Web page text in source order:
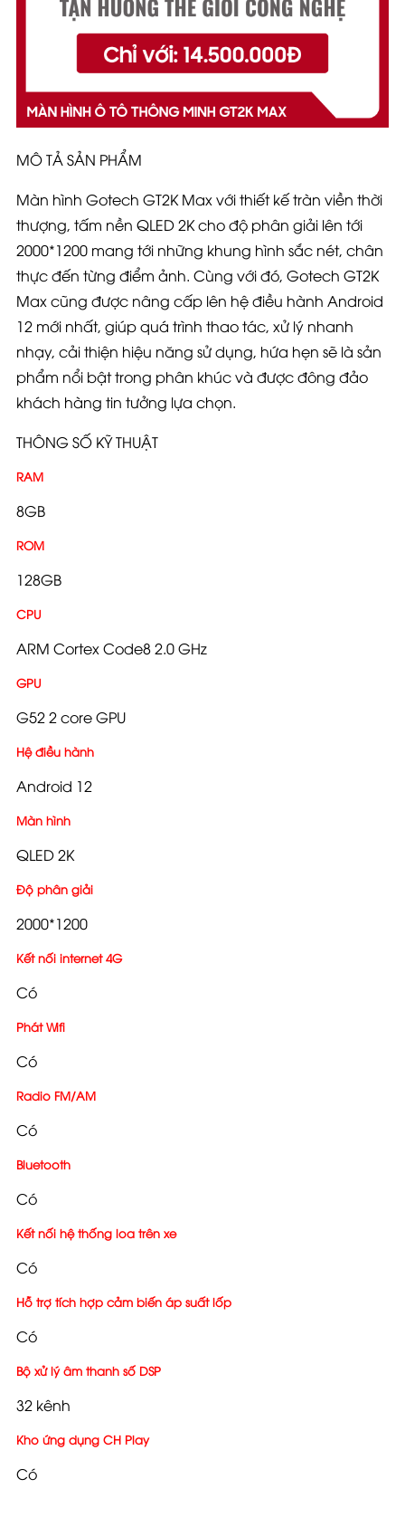
MÔ TẢ SẢN PHẨM
Màn hình Gotech GT2K Max với thiết kế tràn viền thời
thượng, tấm nền QLED 2K cho độ phân giải lên tới
2000*1200 mang tới những khung hình sắc nét, chân
thực đến từng điểm ảnh. Cùng với đó, Gotech GT2K
Max cũng được nâng cấp lên hệ điều hành Android
12 mới nhất, giúp quá trình thao tác, xử lý nhanh
nhạy, cải thiện hiệu năng sử dụng, hứa hẹn sẽ là sản
phẩm nổi bật trong phân khúc và được đông đảo
khách hàng tin tưởng lựa chọn.
THÔNG SỐ KỸ THUẬT
RAM
8GB
ROM
128GB
CPU
ARM Cortex Code8 2.0 GHz
GPU
G52 2 core GPU
Hệ điều hành
Android 12
Màn hình
QLED 2K
Độ phân giải
2000*1200
Kết nối internet 4G
Có
Phát Wifi
Có
Radio FM/AM
Có
Bluetooth
Có
Kết nối hệ thống loa trên xe
Có
Hỗ trợ tích hợp cảm biến áp suất lốp
Có
Bộ xử lý âm thanh số DSP
32 kênh
Kho ứng dụng CH Play
Có